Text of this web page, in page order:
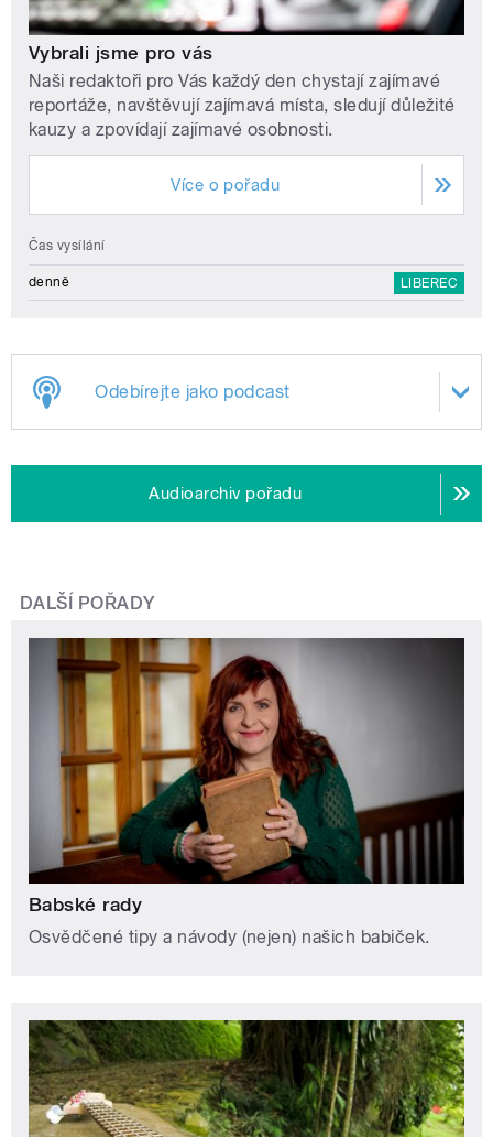
Vybrali jsme pro vás
Naši redaktoři pro Vás každý den chystají zajímavé
reportáže, navštěvují zajímavá místa, sledují důležité
kauzy a zpovídají zajímavé osobnosti.
Více o pořadu
Čas vysílání
denně LIBEREC
Odebírejte jako podcast
Audioarchiv pořadu
DALŠÍ POŘADY
Babské rady
Osvědčené tipy a návody (nejen) našich babiček.